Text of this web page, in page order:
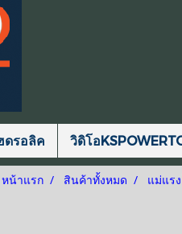
ดรอลิค วิดิโอ
หน้าแรก สินค้าทั้งหมด แม่แร